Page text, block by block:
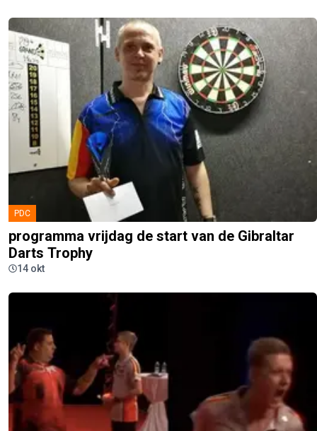
PDC
programma vrijdag de start van de Gibraltar
Darts Trophy
14 okt